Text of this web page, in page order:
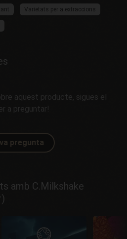
Varietats per a extraccions
aquest producte, sigues el
a preguntar!
pregunta
amb C.Milkshake